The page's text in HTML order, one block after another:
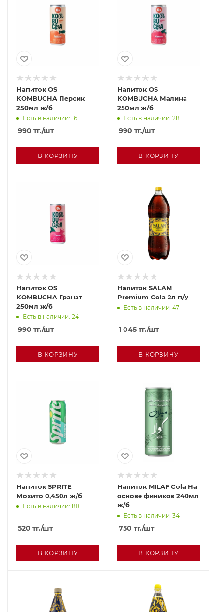
Напиток OS
KOMBUCHA Персик
250мл ж/б
Есть в наличии: 16
990 тг./шт
В КОРЗИНУ
Напиток OS
KOMBUCHA Малина
250мл ж/б
Есть в наличии: 28
990 тг./шт
В КОРЗИНУ
Напиток OS
KOMBUCHA Гранат
250мл ж/б
Есть в наличии: 24
990 тг./шт
В КОРЗИНУ
Напиток SALAM
Premium Cola 2л п/у
Есть в наличии: 47
1 045 тг./шт
В КОРЗИНУ
Напиток SPRITE
Мохито 0,450л ж/б
Есть в наличии: 80
520 тг./шт
В КОРЗИНУ
Напиток MILAF Cola На
основе фиников 240мл
ж/б
Есть в наличии: 34
750 тг./шт
В КОРЗИНУ